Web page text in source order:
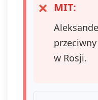
MIT:
w Rosji.